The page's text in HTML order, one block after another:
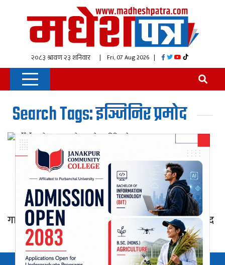
| Fri, 07 Aug 2026 |
Search Tags: इञ्जिनिर प्रमोद
गाउँमै इँटा उद्योग चलाएर स्वरोजगार बनेका इञ्जिनिर प्रमोद